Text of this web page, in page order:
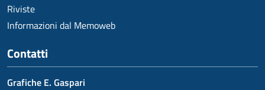
Riviste
Informazioni dal Memoweb
Contatti
Grafiche E. Gaspari